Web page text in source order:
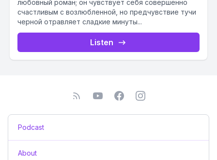
любовный роман; он чувствует себя совершенно
счастливым с возлюбленной, но предчувствие тучи
черной отравляет сладкие минуты...
Listen
Podcast
About